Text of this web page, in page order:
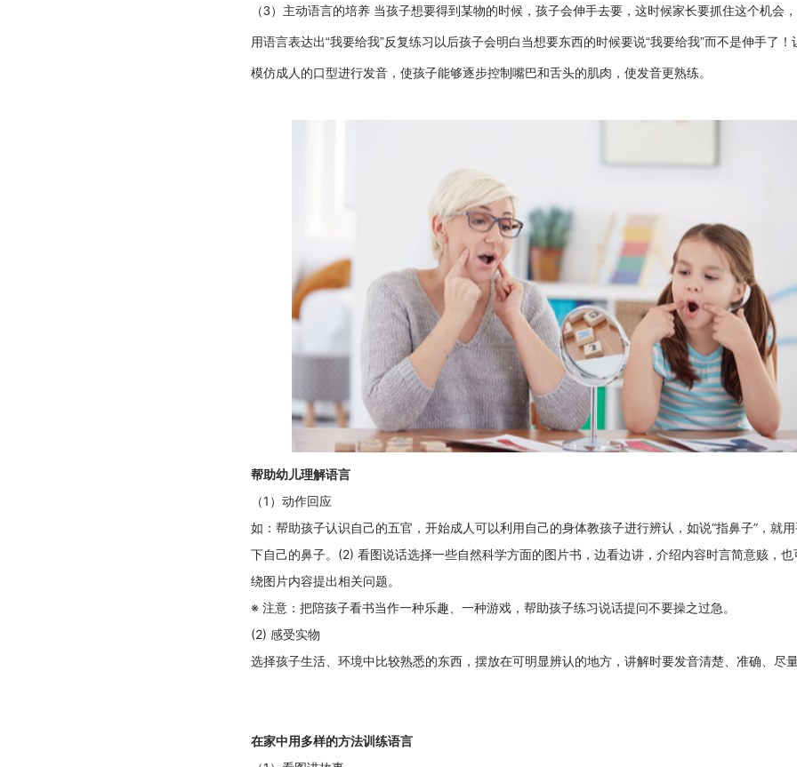
（3）主动语言的培养 当孩子想要得到某物的时候，孩子会伸手去要，这时候家长要抓住这个机会
用语言表达出“我要给我”反复练习以后孩子会明白当想要东西的时候要说“我要给我”而不是伸手了！
模仿成人的口型进行发音，使孩子能够逐步控制嘴巴和舌头的肌肉，使发音更熟练。
帮助幼儿理解语言
（1）动作回应
如：帮助孩子认识自己的五官，开始成人可以利用自己的身体教孩子进行辨认，如说“指鼻子”，就
下自己的鼻子。(2) 看图说话选择一些自然科学方面的图片书，边看边讲，介绍内容时言简意赅，也
绕图片内容提出相关问题。
※ 注意：把陪孩子看书当作一种乐趣、一种游戏，帮助孩子练习说话提问不要操之过急。
(2) 感受实物
选择孩子生活、环境中比较熟悉的东西，摆放在可明显辨认的地方，讲解时要发音清楚、准确、尽量
在家中用多样的方法训练语言